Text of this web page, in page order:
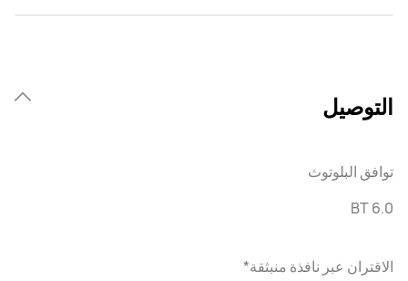
التوصيل
توافق البلوتوث
BT 6.0
الاقتران عبر نافذة منبثقة*